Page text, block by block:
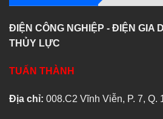
ĐIỆN CÔNG NGHIỆP - ĐIỆN GIA
THỦY LỰC
TUẤN THÀNH
Địa chỉ: 008.C2 Vĩnh Viễn, P. 7, Q.